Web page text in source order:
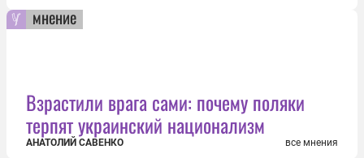
мнение
Взрастили врага сами: почему поляки
терпят украинский национализм
АНАТОЛИЙ САВЕНКО все мнения